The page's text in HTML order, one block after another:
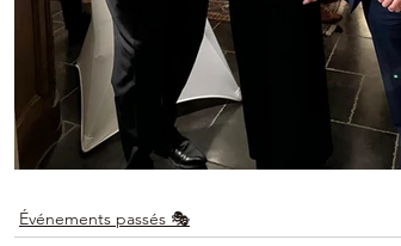
Événements passés 🎭